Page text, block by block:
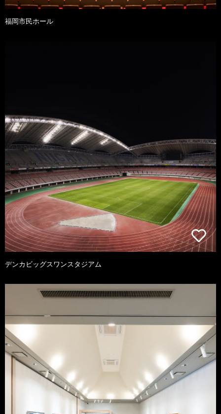
福岡市民ホール
デンカビッグスワンスタジアム